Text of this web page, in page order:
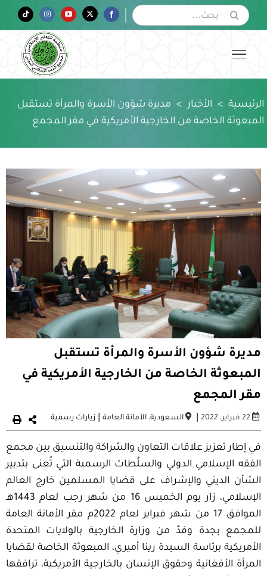
البحث
عن:
Facebook
Twitter
YouTube
Instagram
Tiktok
الرئيسية > الأخبار > مديرة شؤون الأسرة والمرأة تستقبل
المبعوثة الخاصة من الخارجية الأمريكية في مقر المجمع
مديرة شؤون الأسرة والمرأة تستقبل
المبعوثة الخاصة من الخارجية الأمريكية في
مقر المجمع
22 فبراير، 2022 | السعودية، الأمانة العامة| زيارات رسمية
في إطار تعزيز علاقات التعاون والشراكة والتنسيق بين مجمع
الفقه الإسلامي الدولي والسلُطات الرسمية التي تُعنى بتدبير
الشأن الديني والإشراف على قضايا المسلمين خارج العالم
الإسلامي، زار يوم الخميس 16 من شهر رجب لعام 1443هـ
الموافق 17 من شهر فبراير لعام 2022م مقر الأمانة العامة
للمجمع بجدة وفدٌ من وزارة الخارجية بالولايات المتحدة
الأمريكية برئاسة السيدة رينا أميري، المبعوثة الخاصة لقضايا
المرأة الأفغانية وحقوق الإنسان بالخارجية الأمريكية، ترافقها